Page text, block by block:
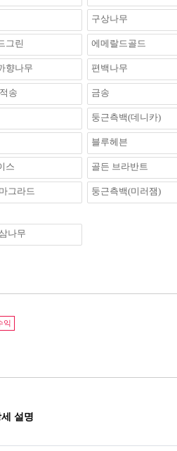
구상나무
그린 에메랄드골드
향나무 편백나무
송 금송
둥근측백(데니카)
블루헤븐
스 골든 브라반트
그라드 둥근측백(미러잼)
나무
익
설명